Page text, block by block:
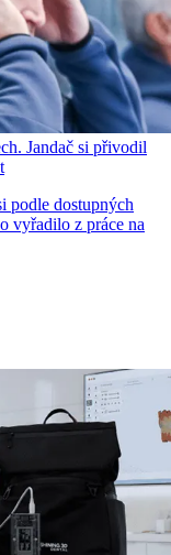
Jandač si přivodil
podle dostupných
vyřadilo z práce na